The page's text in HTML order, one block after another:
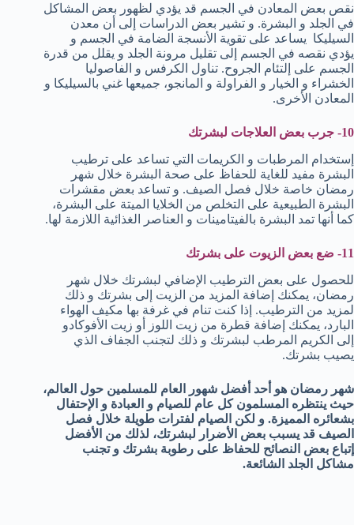
نقص بعض المعادن في الجسم قد يؤدي لظهور بعض المشاكل
في الجلد و البشرة. و تشير بعض الدراسات إلى أن معدن
السيليكا يساعد على تقوية الأنسجة الضامة في الجسم و
يؤدي نقصه في الجسم إلى تقليل مرونة الجلد و يقلل من قدرة
الجسم على إلتئام الجروح. تناول الكرفس و الفاصوليا
الخشراء و الخيار و الفراولة و المانجو، جميعها غني بالسيليكا و
المعادن الأخرى.
10- جرب بعض العلاجات لبشرتك
إستخدام المرطبات و الكريمات التي تساعد على ترطيب
البشرة مفيد للغاية للحفاظ على صحة البشرة خلال شهر
رمضان خاصة خلال فصل الصيف. و تساعد بعض مقشرات
البشرة الطبيعية على التخلص من الخلايا الميتة على البشرة،
كما أنها تمد البشرة بالفيتامينات و العناصر الغذائية اللازمة لها.
11- ضع بعض الزيوت على بشرتك
للحصول على بعض الترطيب الإضافي لبشرتك خلال شهر
رمضان، يمكنك إضافة المزيد من الزيت إلى بشرتك و ذلك
لمزيد من الترطيب. إذا كنت تنام في غرفة بها مكيف الهواء
البارد، يمكنك إضافة قطرة من زيت اللوز أو زيت الأفوكادو
إلى الكريم المرطب لبشرتك و ذلك لتجنب الجفاف الذي
يصيب بشرتك.
شهر رمضان هو أحد أفضل شهور العام للمسلمين حول العالم،
حيث ينتظره المسلمون كل عام للصيام و العبادة و الإحتفال
بشعائره المميزة. و لكن الصيام لفترات طويلة خلال فصل
الصيف قد يسبب بعض الأضرار لبشرتك، لذلك من الأفضل
إتباع بعض النصائح للحفاظ على رطوبة بشرتك و تجنب
مشاكل الجلد الشائعة.